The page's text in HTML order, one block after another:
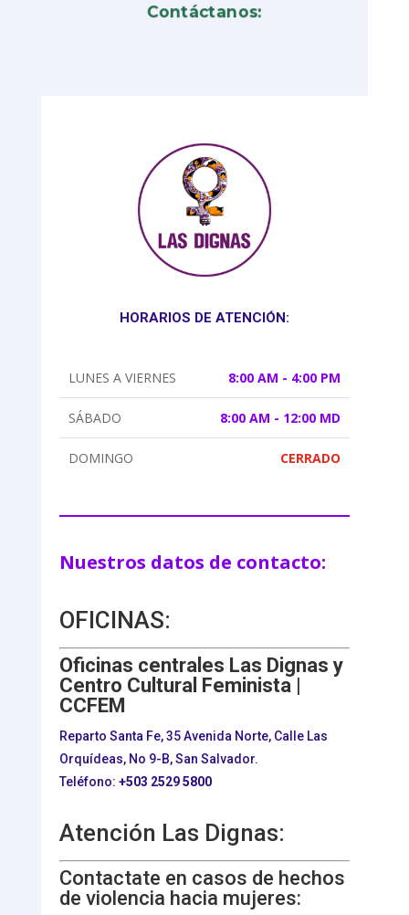
Contáctanos:
HORARIOS DE ATENCIÓN:
LUNES A VIERNES 8:00 AM - 4:00 PM
SÁBADO 8:00 AM - 12:00 MD
DOMINGO CERRADO
Nuestros datos de contacto:
OFICINAS:
Oficinas centrales Las Dignas y
Centro Cultural Feminista |
CCFEM
Reparto Santa Fe, 35 Avenida Norte, Calle Las
Orquídeas, No 9-B, San Salvador.
Teléfono: +503 2529 5800
Atención Las Dignas:
Contactate en casos de hechos
de violencia hacia mujeres: